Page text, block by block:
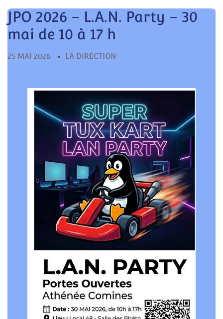
JPO 2026 – L.A.N. Party – 30
mai de 10 à 17 h
25 MAI 2026 LA DIRECTION
Recherche